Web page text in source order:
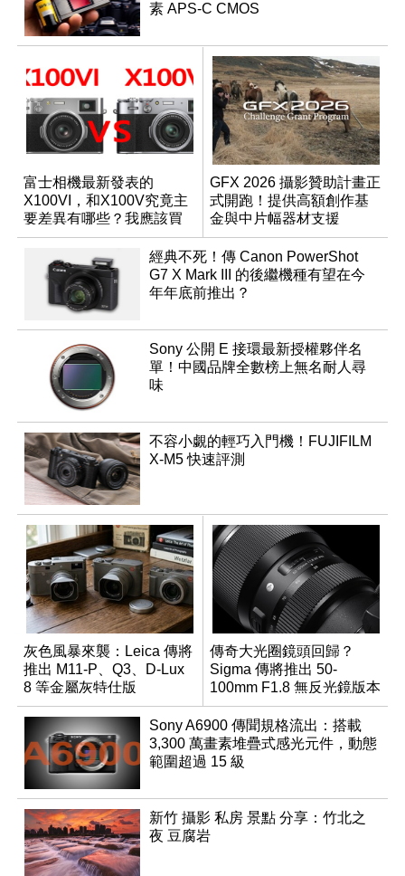
素 APS-C CMOS
富士相機最新發表的
X100VI，和X100V究竟主
要差異有哪些？我應該買
哪一台？
GFX 2026 攝影贊助計畫正
式開跑！提供高額創作基
金與中片幅器材支援
經典不死！傳 Canon PowerShot
G7 X Mark III 的後繼機種有望在今
年年底前推出？
Sony 公開 E 接環最新授權夥伴名
單！中國品牌全數榜上無名耐人尋
味
不容小覷的輕巧入門機！FUJIFILM
X-M5 快速評測
灰色風暴來襲：Leica 傳將
推出 M11-P、Q3、D-Lux
8 等金屬灰特仕版
傳奇大光圈鏡頭回歸？
Sigma 傳將推出 50-
100mm F1.8 無反光鏡版本
Sony A6900 傳聞規格流出：搭載
3,300 萬畫素堆疊式感光元件，動態
範圍超過 15 級
新竹 攝影 私房 景點 分享：竹北之
夜 豆腐岩